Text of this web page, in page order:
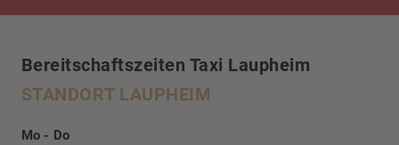
Bereitschaftszeiten Taxi Laupheim
STANDORT LAUPHEIM
Mo - Do